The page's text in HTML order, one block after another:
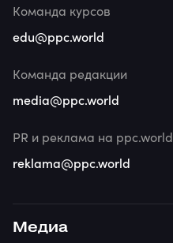
Медиа
Команда курсов
edu@ppc.world
Команда редакции
media@ppc.world
PR и реклама на ppc.world
reklama@ppc.world